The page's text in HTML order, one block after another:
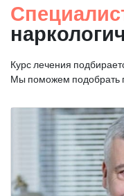
Курс лечения
Мы поможем подобрать